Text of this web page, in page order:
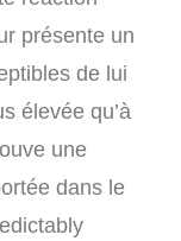
présente un
de lui
élevée qu’à
une
dans le